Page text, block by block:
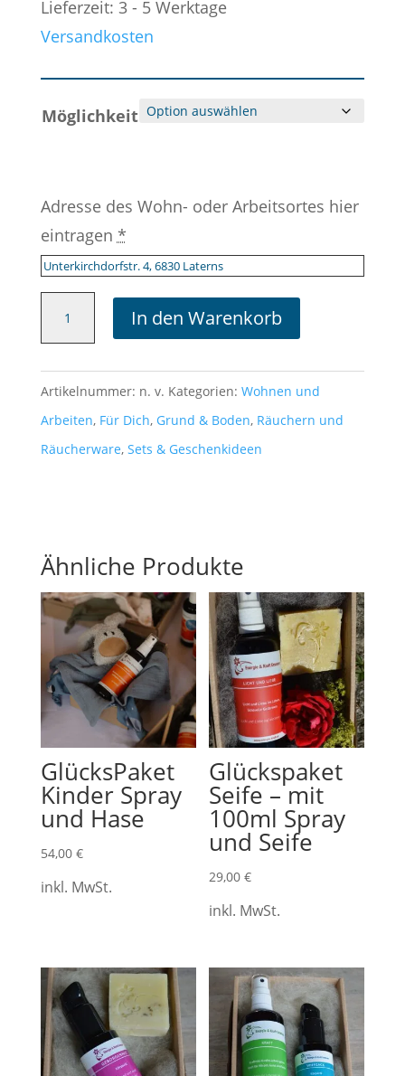
Lieferzeit: 3 - 5 Werktage
Versandkosten
Möglichkeit
Adresse des Wohn- oder Arbeitsortes hier
eintragen *
ein
Paket,
das
du
zum
Räuchern
brauchst.
Menge
In den Warenkorb
Artikelnummer: n. v. Kategorien: Wohnen und
Arbeiten, Für Dich, Grund & Boden, Räuchern und
Räucherware, Sets & Geschenkideen
Ähnliche Produkte
GlücksPaket
Kinder Spray
und Hase
54,00 €
inkl. MwSt.
Glückspaket
Seife – mit
100ml Spray
und Seife
29,00€
inkl. MwSt.